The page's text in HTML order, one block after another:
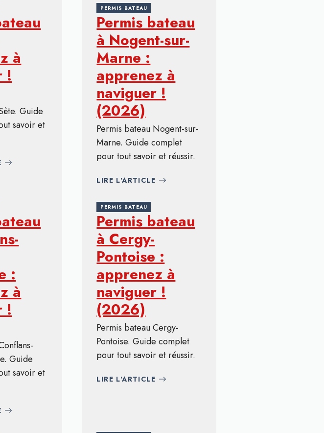
à
!
Guide
savoir et
PERMIS BATEAU
Permis bateau
à Nogent-sur-
Marne :
apprenez à
naviguer !
(2026)
Permis bateau Nogent-sur-
Marne. Guide complet
pour tout savoir et réussir.
LIRE L'ARTICLE
:
à
!
Guide
savoir et
PERMIS BATEAU
Permis bateau
à Cergy-
Pontoise :
apprenez à
naviguer !
(2026)
Permis bateau Cergy-
Pontoise. Guide complet
pour tout savoir et réussir.
LIRE L'ARTICLE